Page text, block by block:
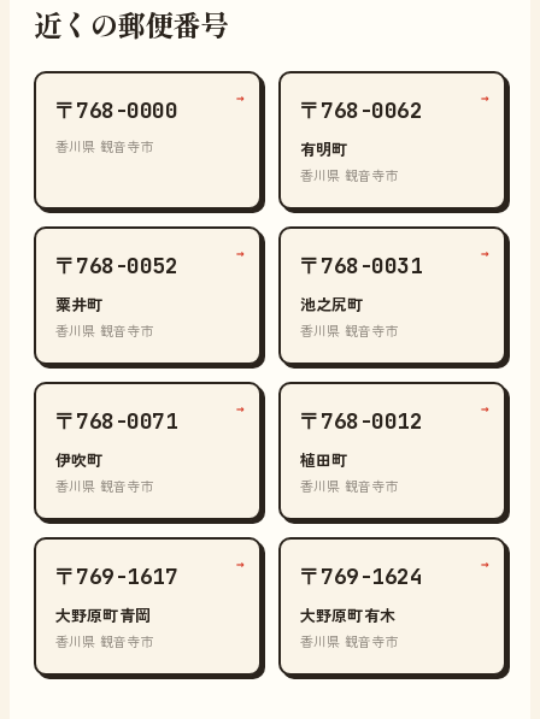
近くの郵便番号
〒768-0000
香川県 観音寺市
→ 〒768-0062
有明町
香川県 観音寺市
→
〒768-0052
粟井町
香川県 観音寺市
→ 〒768-0031
池之尻町
香川県 観音寺市
→
〒768-0071
伊吹町
香川県 観音寺市
→ 〒768-0012
植田町
香川県 観音寺市
→
〒769-1617
大野原町青岡
香川県 観音寺市
→ 〒769-1624
大野原町有木
香川県 観音寺市
→